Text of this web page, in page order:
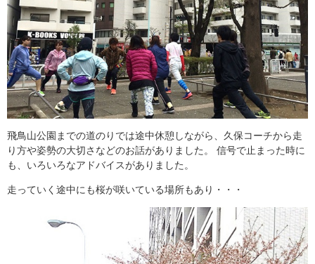
飛鳥山公園までの道のりでは途中休憩しながら、久保コーチから走
り方や姿勢の大切さなどのお話がありました。 信号で止まった時に
も、いろいろなアドバイスがありました。
走っていく途中にも桜が咲いている場所もあり・・・